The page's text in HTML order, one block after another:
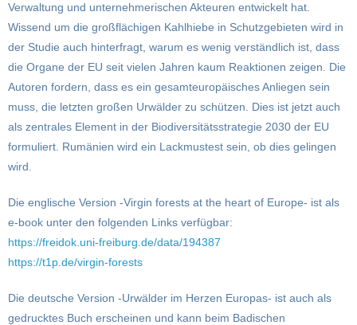
Verwaltung und unternehmerischen Akteuren entwickelt hat.
Wissend um die großflächigen Kahlhiebe in Schutzgebieten wird in
der Studie auch hinterfragt, warum es wenig verständlich ist, dass
die Organe der EU seit vielen Jahren kaum Reaktionen zeigen. Die
Autoren fordern, dass es ein gesamteuropäisches Anliegen sein
muss, die letzten großen Urwälder zu schützen. Dies ist jetzt auch
als zentrales Element in der Biodiversitätsstrategie 2030 der EU
formuliert. Rumänien wird ein Lackmustest sein, ob dies gelingen
wird.
Die englische Version -Virgin forests at the heart of Europe- ist als
e-book unter den folgenden Links verfügbar:
https://freidok.uni-freiburg.de/data/194387
https://t1p.de/virgin-forests
Die deutsche Version -Urwälder im Herzen Europas- ist auch als
gedrucktes Buch erscheinen und kann beim Badischen